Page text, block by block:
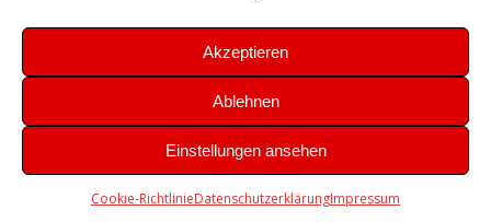
Akzeptieren
Ablehnen
Einstellungen ansehen
Cookie-RichtlinieDatenschutzerklärungImpressum
Theme